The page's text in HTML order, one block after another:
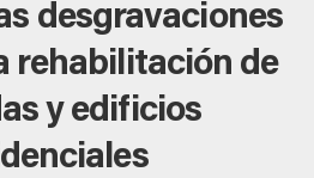
desgravaciones
rehabilitación de
y edificios